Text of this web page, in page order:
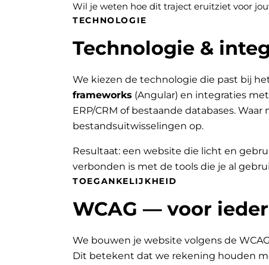
Wil je weten hoe dit traject eruitziet voor
TECHNOLOGIE
Technologie &
We kiezen de technologie die past bij
frameworks (Angular) en integraties met
ERP/CRM of bestaande databases.
bestandsuitwisselingen op.
Resultaat: een website die licht en
verbonden is met de tools die je al
TOEGANKELIJKHEID
WCAG — voor
We bouwen je website volgens de
Dit betekent dat we rekening houden